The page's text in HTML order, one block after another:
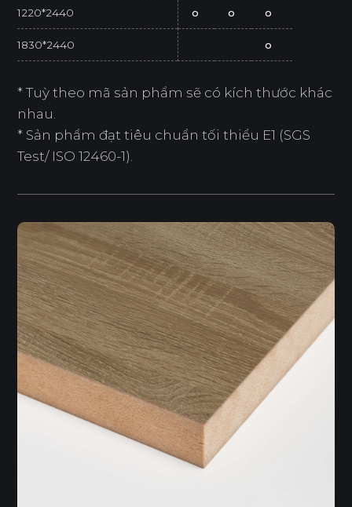
1220*2440 o o o
1830*2440 o
* Tuỳ theo mã sản phẩm sẽ có kích thước khác
nhau.
* Sản phẩm đạt tiêu chuẩn tối thiểu E1 (SGS
Test/ ISO 12460-1).